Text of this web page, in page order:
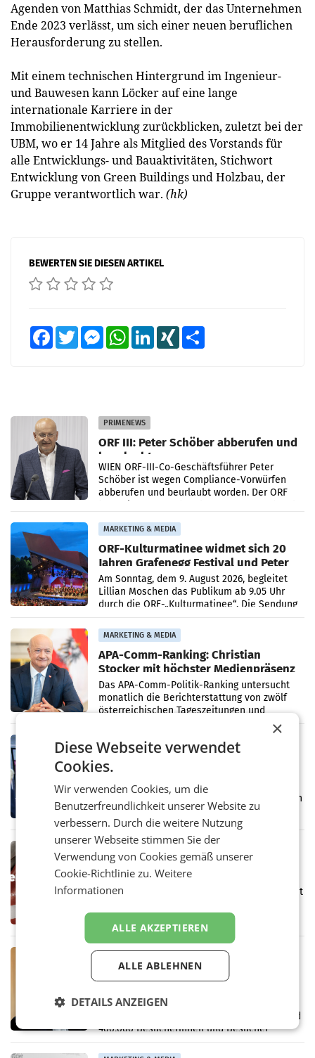
Agenden von Matthias Schmidt, der das Unternehmen
Ende 2023 verlässt, um sich einer neuen beruflichen
Herausforderung zu stellen.
Mit einem technischen Hintergrund im Ingenieur-
und Bauwesen kann Löcker auf eine lange
internationale Karriere in der
Immobilienentwicklung zurückblicken, zuletzt bei der
UBM, wo er 14 Jahre als Mitglied des Vorstands für
alle Entwicklungs- und Bauaktivitäten, Stichwort
Entwicklung von Green Buildings und Holzbau, der
Gruppe verantwortlich war. (hk)
BEWERTEN SIE DIESEN ARTIKEL
FacebookTwitter MessengerWhatsAppLinkedInXING
PRIMENEWS
ORF III: Peter Schöber abberufen und
beurlaubt
WIEN ORF-III-Co-Geschäftsführer Peter
Schöber ist wegen Compliance-Vorwürfen
abberufen und beurlaubt worden. Der ORF
MARKETING & MEDIA
ORF-Kulturmatinee widmet sich 20
Jahren Grafenegg Festival und Peter
Simonischek
Am Sonntag, dem 9. August 2026, begleitet
Lillian Moschen das Publikum ab 9.05 Uhr
durch die ORF-„Kulturmatinee“. Die Sendung
startet mit der Dokumentation „20 Jahre
Grafenegg
MARKETING & MEDIA
APA-Comm-Ranking: Christian
Stocker mit höchster Medienpräsenz
im Juli
Das APA-Comm-Politik-Ranking untersucht
monatlich die Berichterstattung von zwölf
österreichischen Tageszeitungen und
MARKETING & MEDIA
Prozess zu Warner-Übernahme erst
im März 2027
LOS ANGELES Die geplante Übernahme des
Hollywood-Urgesteins Warner Brothers durch
den Rivalen Paramount wird noch lange in
der Schwebe bleiben. Eine Richterin setzte
den Prozess zu
Werbe Akademie startet neue
Imagekampagne rund um Praxisnähe
Unter dem Slogan „Näher dran geht nicht. Mit
Bildungseinrichtung des WIFI Wien eine neue
Imagekampagne gestartet.
MARKETING & MEDIA
Halbjahresbilanz cine.ma:
400.000 Besucher mehr
Das österreichische Kino setzt seinen
positiven Wachstumskurs fort. Mit einer rund
400.000 Besucherinnen und Besucher
höheren Nettoreichweite im ersten Halbjahr
2026 gegenüber dem
×
Diese Webseite verwendet
Cookies.
Wir verwenden Cookies, um die
Benutzerfreundlichkeit unserer Website zu
verbessern. Durch die weitere Nutzung
unserer Webseite stimmen Sie der
Verwendung von Cookies gemäß unserer
Cookie-Richtlinie zu.Weitere
Informationen
ALLE AKZEPTIEREN
ALLE ABLEHNEN
DETAILS ANZEIGEN